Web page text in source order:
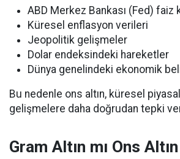
ABD Merkez Bankası (Fed) faiz
Küresel enflasyon verileri
Jeopolitik gelişmeler
Dolar endeksindeki hareketler
Dünya genelindeki ekonomik
Bu nedenle ons altın, küresel
gelişmelere daha doğrudan tepki
Gram Altın mı Ons